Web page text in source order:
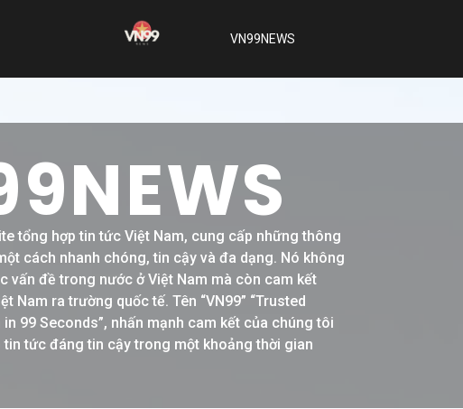
VN99NEWS
tổng hợp tin tức Việt Nam, cung cấp những thông
cách nhanh chóng, tin cậy và đa dạng. Nó không
vấn đề trong nước ở Việt Nam mà còn cam kết
Nam ra trường quốc tế. Tên “VN99” “Trusted
99 Seconds”, nhấn mạnh cam kết của chúng tôi
tức đáng tin cậy trong một khoảng thời gian